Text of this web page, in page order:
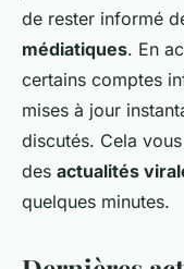
de rester informé
médiatiques. En
certains comptes
mises à jour
discutés. Cela
des actualités
quelques minutes.